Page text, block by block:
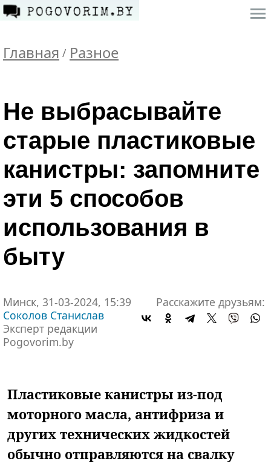
Главная / Разное
Не выбрасывайте
старые пластиковые
канистры: запомните
эти 5 способов
использования в
быту
Минск, 31-03-2024, 15:39
Соколов Станислав
Эксперт редакции
Pogovorim.by
Расскажите друзьям:
Пластиковые канистры из-под
моторного масла, антифриза и
других технических жидкостей
обычно отправляются на свалку